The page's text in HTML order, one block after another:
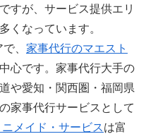
すが、サービス提供エリ
くなっています。
、 家事代行のマエスト
心です。家事代行大手の
や愛知・関西圏・福岡県
家事代行サービスとして
ニメイド・サービスは富